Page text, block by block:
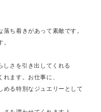
ち着きがあって素敵です。
しさを引き出してくれる
ます。お仕事に、
める特別なジュエリーとして